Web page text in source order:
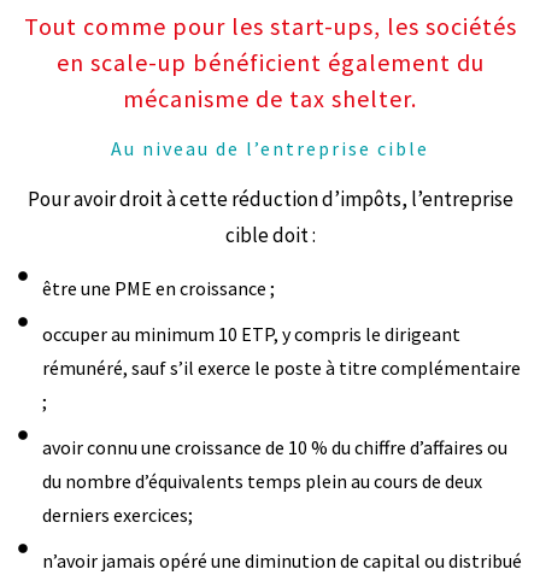
Tout comme pour les start-ups, les sociétés
en scale-up bénéficient également du
mécanisme de tax shelter.
Au niveau de l’entreprise cible
Pour avoir droit à cette réduction d’impôts, l’entreprise
cible doit :
être une PME en croissance ;
occuper au minimum 10 ETP, y compris le dirigeant
rémunéré, sauf s’il exerce le poste à titre complémentaire
;
avoir connu une croissance de 10 % du chiffre d’affaires ou
du nombre d’équivalents temps plein au cours de deux
derniers exercices;
n’avoir jamais opéré une diminution de capital ou distribué